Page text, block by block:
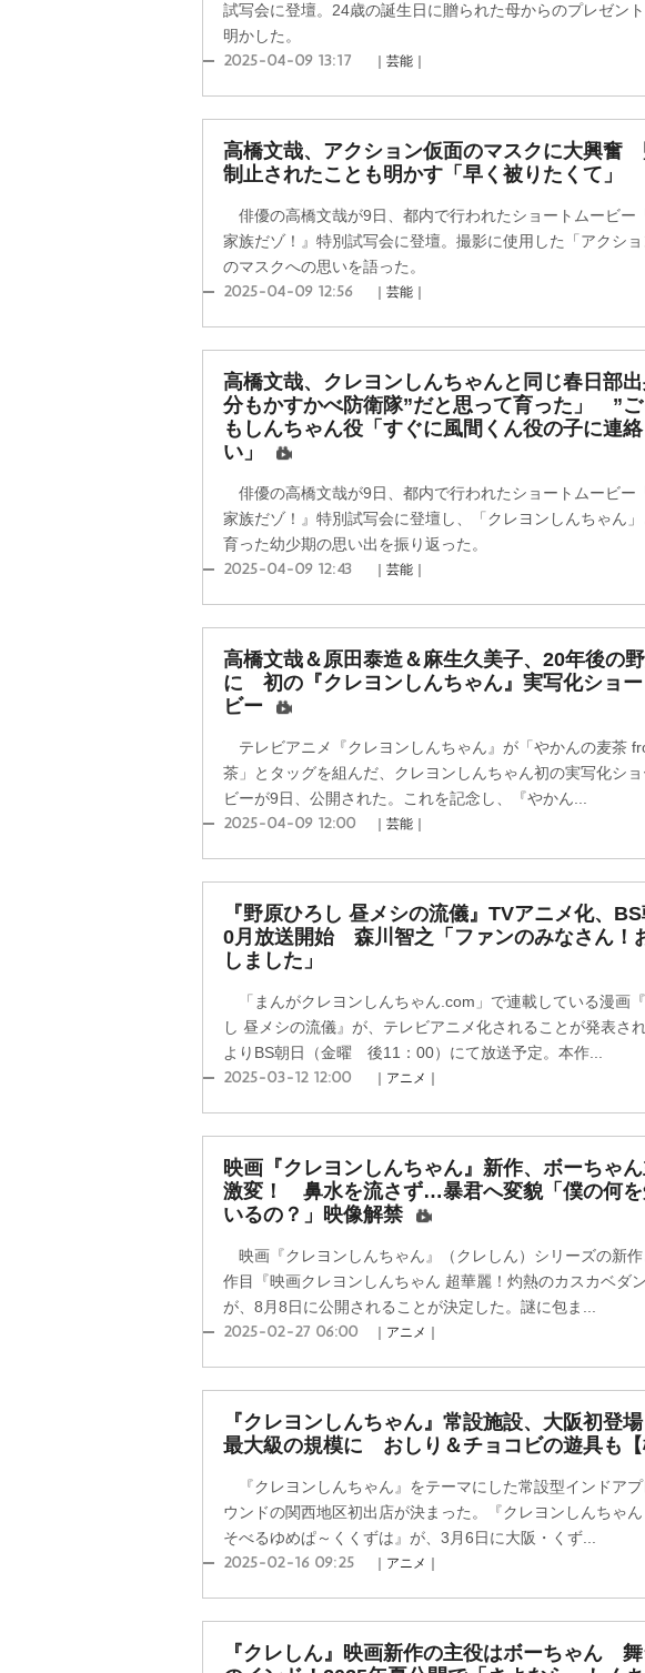
試写会に登壇。24歳の誕生日に贈られた母からのプレゼン
明かした。
2025-04-09 13:17 ｜芸能｜
高橋文哉、アクション仮面のマスクに大興奮
制止されたことも明かす「早く被りたくて」
俳優の高橋文哉が9日、都内で行われたショートムービー
家族だゾ！』特別試写会に登壇。撮影に使用した「アクショ
のマスクへの思いを語った。
2025-04-09 12:56 ｜芸能｜
高橋文哉、クレヨンしんちゃんと同じ春日部
分もかすかべ防衛隊”だと思って育った」 ”
もしんちゃん役「すぐに風間くん役の子に連
い」
俳優の高橋文哉が9日、都内で行われたショートムービー
家族だゾ！』特別試写会に登壇し、「クレヨンしんちゃん
育った幼少期の思い出を振り返った。
2025-04-09 12:43 ｜芸能｜
高橋文哉＆原田泰造＆麻生久美子、20年後の
に 初の『クレヨンしんちゃん』実写化ショ
ビー
テレビアニメ『クレヨンしんちゃん』が「やかんの麦茶
茶」とタッグを組んだ、クレヨンしんちゃん初の実写化シ
ビーが9日、公開された。これを記念し、『やかん...
2025-04-09 12:00 ｜芸能｜
『野原ひろし 昼メシの流儀』TVアニメ化、
0月放送開始 森川智之「ファンのみなさん！
しました」
「まんがクレヨンしんちゃん.com」で連載している漫画
し 昼メシの流儀』が、テレビアニメ化されることが発表さ
よりBS朝日（金曜 後11：00）にて放送予定。本作...
2025-03-12 12:00 ｜アニメ｜
映画『クレヨンしんちゃん』新作、ボーちゃ
激変！ 鼻水を流さず…暴君へ変貌「僕の何を
いるの？」映像解禁
映画『クレヨンしんちゃん』（クレしん）シリーズの新
作目『映画クレヨンしんちゃん 超華麗！灼熱のカスカベダン
が、8月8日に公開されることが決定した。謎に包ま...
2025-02-27 06:00 ｜アニメ｜
『クレヨンしんちゃん』常設施設、大阪初登
最大級の規模に おしり＆チョコビの遊具も【
『クレヨンしんちゃん』をテーマにした常設型インドアプ
ウンドの関西地区初出店が決まった。『クレヨンしんちゃ
そべるゆめぱ～くくずは』が、3月6日に大阪・くず...
2025-02-16 09:25 ｜アニメ｜
『クレしん』映画新作の主役はボーちゃん 舞